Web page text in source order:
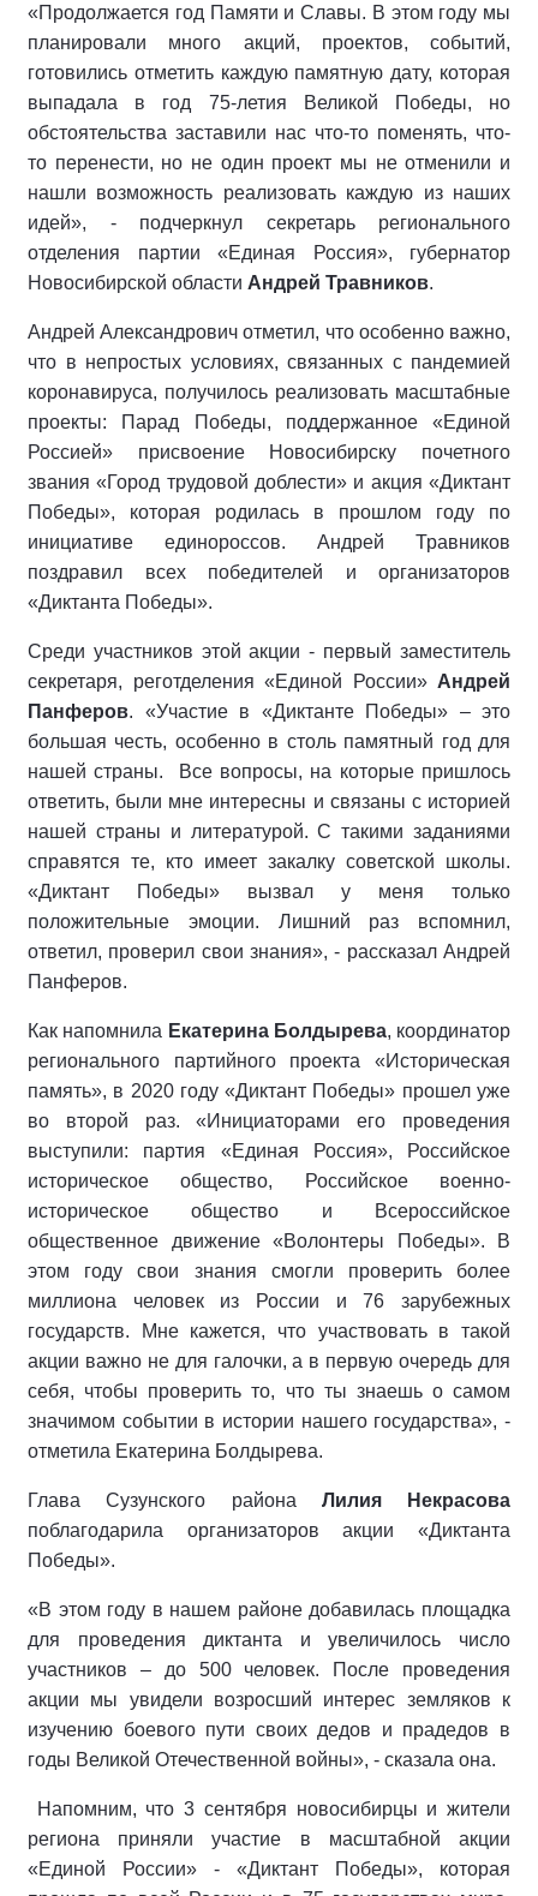
«Продолжается год Памяти и Славы. В этом году мы
планировали много акций, проектов, событий,
готовились отметить каждую памятную дату, которая
выпадала в год 75-летия Великой Победы, но
обстоятельства заставили нас что-то поменять, что-
то перенести, но не один проект мы не отменили и
нашли возможность реализовать каждую из наших
идей», - подчеркнул секретарь регионального
отделения партии «Единая Россия», губернатор
Новосибирской области Андрей Травников.
Андрей Александрович отметил, что особенно важно,
что в непростых условиях, связанных с пандемией
коронавируса, получилось реализовать масштабные
проекты: Парад Победы, поддержанное «Единой
Россией» присвоение Новосибирску почетного
звания «Город трудовой доблести» и акция «Диктант
Победы», которая родилась в прошлом году по
инициативе единороссов. Андрей Травников
поздравил всех победителей и организаторов
«Диктанта Победы».
Среди участников этой акции - первый заместитель
секретаря, реготделения «Единой России» Андрей
Панферов. «Участие в «Диктанте Победы» – это
большая честь, особенно в столь памятный год для
нашей страны.
Все вопросы, на которые пришлось
ответить, были мне интересны и связаны с историей
нашей страны и литературой. С такими заданиями
справятся те, кто имеет закалку советской школы.
«Диктант Победы» вызвал у меня только
положительные эмоции. Лишний раз вспомнил,
ответил, проверил свои знания», - рассказал Андрей
Панферов.
Как напомнила Екатерина Болдырева, координатор
регионального партийного проекта «Историческая
память», в 2020 году «Диктант Победы» прошел уже
во второй раз. «Инициаторами его проведения
выступили: партия «Единая Россия», Российское
историческое общество, Российское военно-
историческое общество и Всероссийское
общественное движение «Волонтеры Победы». В
этом году свои знания смогли проверить более
миллиона человек из России и 76 зарубежных
государств. Мне кажется, что участвовать в такой
акции важно не для галочки, а в первую очередь для
себя, чтобы проверить то, что ты знаешь о самом
значимом событии в истории нашего государства», -
отметила Екатерина Болдырева.
Глава Сузунского района Лилия Некрасова
поблагодарила организаторов акции «Диктанта
Победы».
«В этом году в нашем районе добавилась площадка
для проведения диктанта и увеличилось число
участников – до 500 человек. После проведения
акции мы увидели возросший интерес земляков к
изучению боевого пути своих дедов и прадедов в
годы Великой Отечественной войны», - сказала она.
Напомним, что 3 сентября новосибирцы и жители
региона приняли участие в масштабной акции
«Единой России» - «Диктант Победы», которая